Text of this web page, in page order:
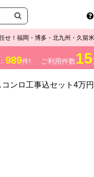
せ！福岡・博多・北九州・久留
989件! ご利用件数15